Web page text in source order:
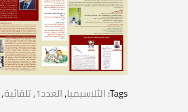
Tags: الثلاسيميا,العدد1 ,تلقائية,